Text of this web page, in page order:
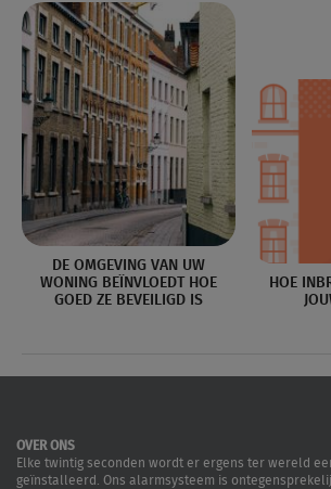
DE OMGEVING VAN UW
WONING BEÏNVLOEDT HOE
GOED ZE BEVEILIGD IS
HOE
OVER ONS
Elke twintig seconden wordt er ergens ter wereld
geïnstalleerd. Ons alarmsysteem is